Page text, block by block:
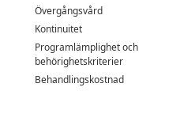
Övergångsvård
Kontinuitet
Programlämplighet och
behörighetskriterier
Behandlingskostnad